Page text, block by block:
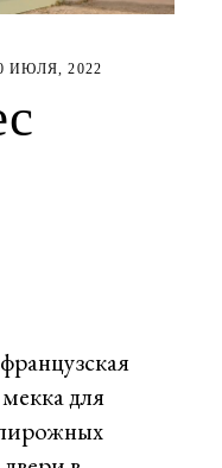
ИЮЛЯ, 2022
для